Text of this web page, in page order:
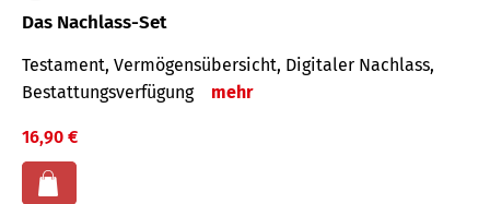
Das Nachlass-Set
Testament, Vermögens­übersicht, Digitaler Nach­lass,
Bestat­tungs­ver­fügung
mehr
16,90 €